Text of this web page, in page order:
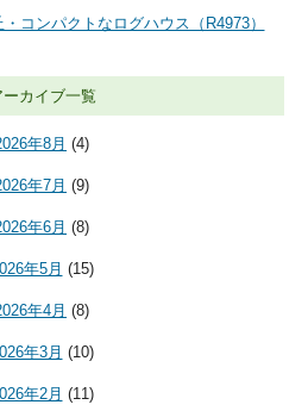
コンパクトなログハウス（R4973）
ーカイブ一覧
年8月 (4)
年7月 (9)
年6月 (8)
年5月 (15)
年4月 (8)
年3月 (10)
年2月 (11)